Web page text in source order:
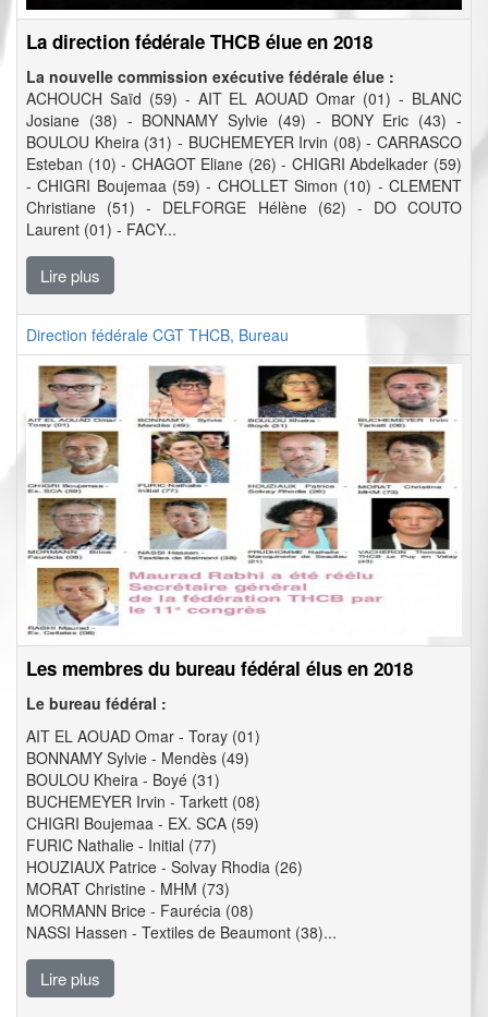
La direction fédérale THCB élue en 2018
La nouvelle commission exécutive fédérale élue :
ACHOUCH Saïd (59) - AIT EL AOUAD Omar (01) - BLANC
Josiane (38) - BONNAMY Sylvie (49) - BONY Eric (43) -
BOULOU Kheira (31) - BUCHEMEYER Irvin (08) - CARRASCO
Esteban (10) - CHAGOT Eliane (26) - CHIGRI Abdelkader (59)
- CHIGRI Boujemaa (59) - CHOLLET Simon (10) - CLEMENT
Christiane (51) - DELFORGE Hélène (62) - DO COUTO
Laurent (01) - FACY...
Lire plus
Direction fédérale CGT THCB, Bureau
Les membres du bureau fédéral élus en 2018
Le bureau fédéral :
AIT EL AOUAD Omar - Toray (01)
BONNAMY Sylvie - Mendès (49)
BOULOU Kheira - Boyé (31)
BUCHEMEYER Irvin - Tarkett (08)
CHIGRI Boujemaa - EX. SCA (59)
FURIC Nathalie - Initial (77)
HOUZIAUX Patrice - Solvay Rhodia (26)
MORAT Christine - MHM (73)
MORMANN Brice - Faurécia (08)
NASSI Hassen - Textiles de Beaumont (38)...
Lire plus